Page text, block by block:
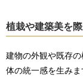
植栽や建築美を
建物の外観や既存
体の統一感を生み